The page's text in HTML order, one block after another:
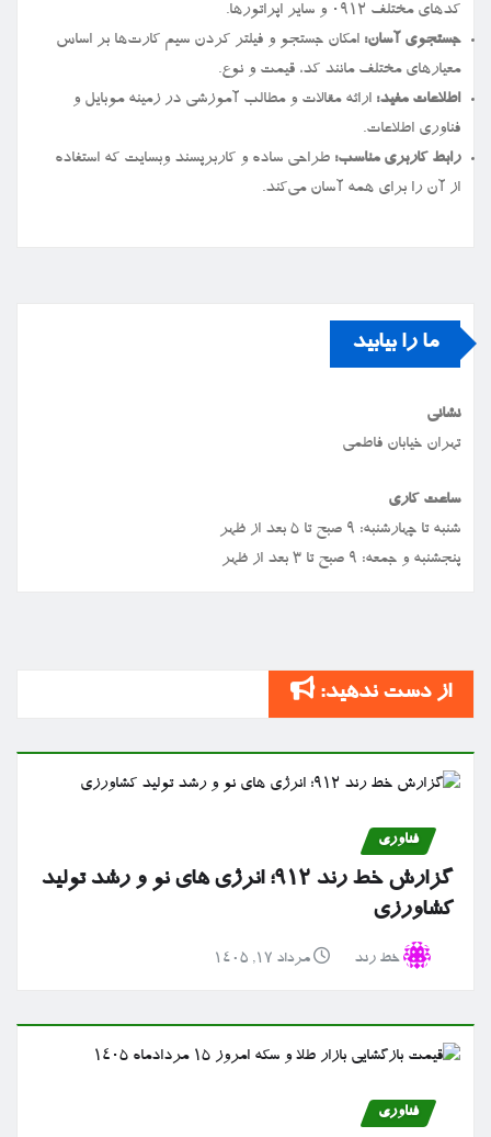
کدهای مختلف ۰۹۱۲ و سایر اپراتورها.
جستجوی آسان: امکان جستجو و فیلتر کردن سیم کارت‌ها بر اساس
معیارهای مختلف مانند کد، قیمت و نوع.
اطلاعات مفید: ارائه مقالات و مطالب آموزشی در زمینه موبایل و
فناوری اطلاعات.
رابط کاربری مناسب: طراحی ساده و کاربرپسند وبسایت که استفاده
از آن را برای همه آسان می‌کند.
ما را بیابید
نشانی
تهران خیابان فاطمی
ساعت کاری
شنبه تا چهارشنبه: ۹ صبح تا ۵ بعد از ظهر
پنجشنبه و جمعه: ۹ صبح تا ۳ بعد از ظهر
از دست ندهید:
فناوری
گزارش خط رند ۹۱۲؛ انرژی های نو و رشد تولید
کشاورزی
خط رند مرداد ۱۷, ۱۴۰۵
فناوری